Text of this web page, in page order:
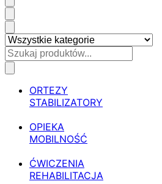
ORTEZY
STABILIZATORY
OPIEKA
MOBILNOŚĆ
ĆWICZENIA
REHABILITACJA